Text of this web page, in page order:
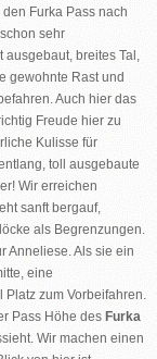
Furka Pass nach
sehr
ausgebaut, breites Tal,
gewohnte Rast und
Auch hier das
Freude hier zu
Kulisse für
toll ausgebaute
Wir erreichen
sanft bergauf,
als Begrenzungen.
Anneliese. Als sie ein
eine
zum Vorbeifahren.
Pass Höhe des Furka
Wir machen einen